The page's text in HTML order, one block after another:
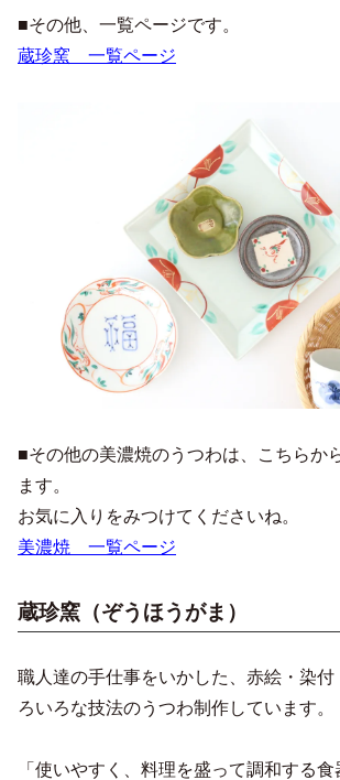
■その他、一覧ページです。
蔵珍窯 一覧ページ
■その他の美濃焼のうつわは、こちらか
ます。
お気に入りをみつけてくださいね。
美濃焼 一覧ページ
蔵珍窯（ぞうほうがま）
職人達の手仕事をいかした、赤絵・染付
ろいろな技法のうつわ制作しています。
「使いやすく、料理を盛って調和する食